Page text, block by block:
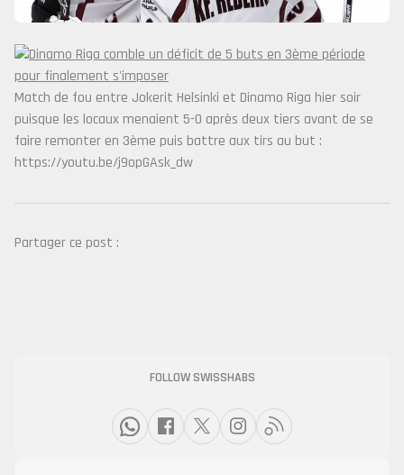
Match de fou entre Jokerit Helsinki et Dinamo Riga hier soir
puisque les locaux menaient 5-0 après deux tiers avant de se
faire remonter en 3ème puis battre aux tirs au but :
https://youtu.be/j9opGAsk_dw
Partager ce post :
FOLLOW SWISSHABS